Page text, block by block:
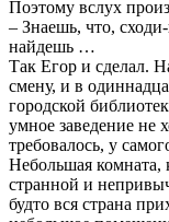
Поэтому вслух
– Знаешь, что,
найдешь …
Так Егор и сделал.
смену, и в
городской
умное заведение не
требовалось, у
Небольшая комната,
странной и
будто вся страна